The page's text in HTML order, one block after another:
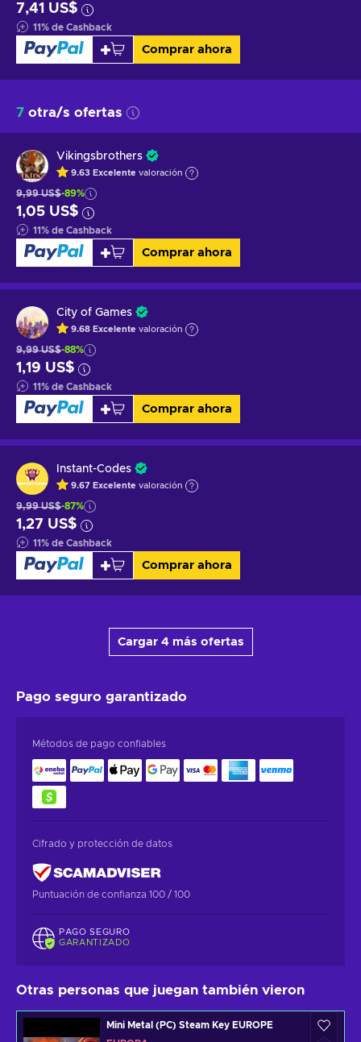
7,41 US$
11% de Cashback
Comprar ahora
7 otra/s ofertas
Vikingsbrothers
9.63 Excelente valoración
9,99 US$-89%
1,05 US$
11% de Cashback
Comprar ahora
City of Games
9.68 Excelente valoración
9,99 US$-88%
1,19 US$
11% de Cashback
Comprar ahora
Instant-Codes
9.67 Excelente valoración
9,99 US$-87%
1,27 US$
11% de Cashback
Comprar ahora
Cargar 4 más ofertas
Pago seguro garantizado
Métodos de pago confiables
Cifrado y protección de datos
Puntuación de confianza 100 / 100
PAGO SEGURO
GARANTIZADO
Otras personas que juegan también vieron
Mini Metal (PC) Steam Key EUROPE